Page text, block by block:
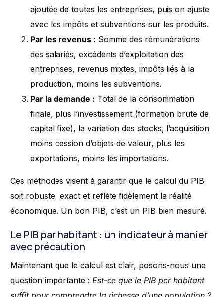
ajoutée de toutes les entreprises, puis on ajuste
avec les impôts et subventions sur les produits.
Par les revenus : Somme des rémunérations
des salariés, excédents d’exploitation des
entreprises, revenus mixtes, impôts liés à la
production, moins les subventions.
Par la demande : Total de la consommation
finale, plus l’investissement (formation brute de
capital fixe), la variation des stocks, l’acquisition
moins cession d’objets de valeur, plus les
exportations, moins les importations.
Ces méthodes visent à garantir que le calcul du PIB
soit robuste, exact et reflète fidèlement la réalité
économique. Un bon PIB, c’est un PIB bien mesuré.
Le PIB par habitant : un indicateur à manier
avec précaution
Maintenant que le calcul est clair, posons-nous une
question importante : Est-ce que le PIB par habitant
suffit pour comprendre la richesse d’une population ?